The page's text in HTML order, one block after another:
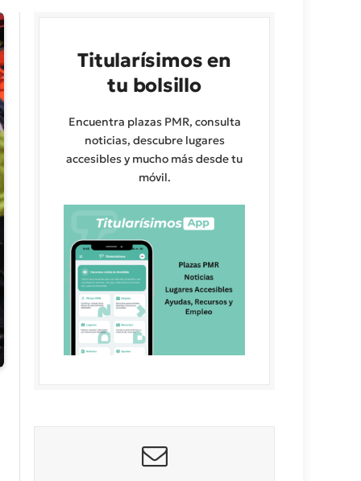
Titularísimos en
tu bolsillo
Encuentra plazas PMR, consulta
noticias, descubre lugares
accesibles y mucho más desde tu
móvil.